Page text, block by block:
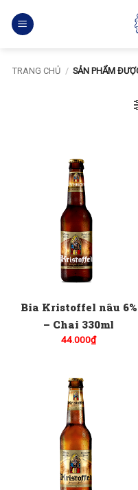
qua
TRANG CHỦ / SẢN PHẨM
Bia Kristoffel nâu 6%
– Chai 330ml
44.000₫